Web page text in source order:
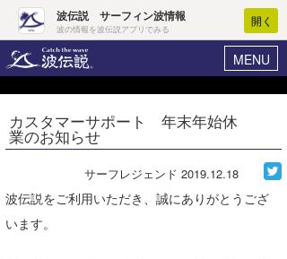
波伝説 サーフィン波情報
波の情報を波伝説アプリでみる
開く
MENU
ヘルプ マイホーム
ログイン
新規会員登録
波情報･概況
カスタマーサポート 年末年始休
業のお知らせ
サーフレジェンド 2019.12.18
波伝説をご利用いただき、誠にありがとうござ
います。
Core Surf Japan
ファッション/グッズ
アート＆エンタメ